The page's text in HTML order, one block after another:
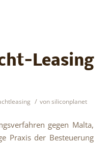
Leasing
/ vonsiliconplanet
gegen Malta,
Praxis der Besteuerung